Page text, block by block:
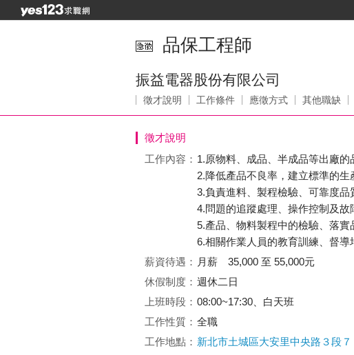
品保工程師
振益電器股份有限公司
徵才說明 工作條件 應徵方式 其他職缺
徵才說明
工作內容： 1.原物料、成品、半成品等出廠的
2.降低產品不良率，建立標準的
3.負責進料、製程檢驗、可靠度
4.問題的追蹤處理、操作控制及故
5.產品、物料製程中的檢驗、落實
6.相關作業人員的教育訓練、督
薪資待遇： 月薪 35,000 至 55,000元
休假制度： 週休二日
上班時段： 08:00~17:30、白天班
工作性質： 全職
工作地點： 新北市土城區大安里中央路３段